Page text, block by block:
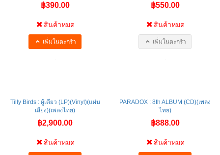
฿390.00
สินค้าหมด
เพิ่มในตะกร้า
฿550.00
สินค้าหมด
เพิ่มในตะกร้า
Tilly Birds : ผู้เดียว (LP)(Vinyl)(แผ่น
เสียง)(เพลงไทย)
฿2,900.00
สินค้าหมด
PARADOX : 8th ALBUM (CD)(เพลง
ไทย)
฿888.00
สินค้าหมด